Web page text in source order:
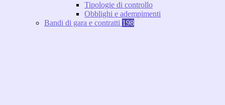
Tipologie di controllo
Obblighi e adempimenti
Bandi di gara e contratti 198